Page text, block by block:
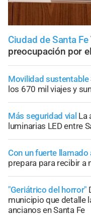
Ciudad de Santa Fe
preocupación por
Movilidad sustentable
los 670 mil viajes y
Más seguridad vial La
luminarias LED entre
Con un fuerte llamado
prepara para recibir a
"Geriátrico del horror"
municipio que detalle
ancianos en Santa Fe